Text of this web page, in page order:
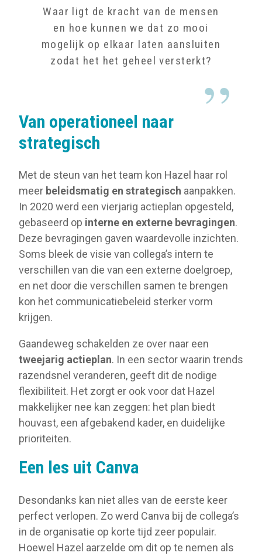
Waar ligt de kracht van de mensen
en hoe kunnen we dat zo mooi
mogelijk op elkaar laten aansluiten
zodat het het geheel versterkt?
Van operationeel naar
strategisch
Met de steun van het team kon Hazel haar rol
meer beleidsmatig en strategisch aanpakken.
In 2020 werd een vierjarig actieplan opgesteld,
gebaseerd op interne en externe bevragingen.
Deze bevragingen gaven waardevolle inzichten.
Soms bleek de visie van collega’s intern te
verschillen van die van een externe doelgroep,
en net door die verschillen samen te brengen
kon het communicatiebeleid sterker vorm
krijgen.
Gaandeweg schakelden ze over naar een
tweejarig actieplan. In een sector waarin trends
razendsnel veranderen, geeft dit de nodige
flexibiliteit. Het zorgt er ook voor dat Hazel
makkelijker nee kan zeggen: het plan biedt
houvast, een afgebakend kader, en duidelijke
prioriteiten.
Een les uit Canva
Desondanks kan niet alles van de eerste keer
perfect verlopen. Zo werd Canva bij de collega’s
in de organisatie op korte tijd zeer populair.
Hoewel Hazel aarzelde om dit op te nemen als